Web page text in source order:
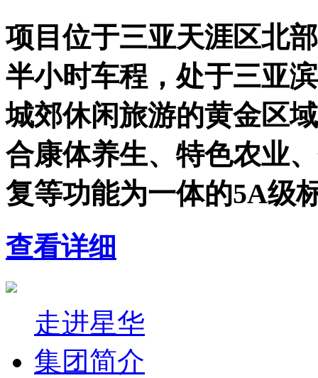
项目位于三亚天涯区北
半小时车程，处于三亚
城郊休闲旅游的黄金区
合康体养生、特色农业
复等功能为一体的5A级
查看详细
走进星华
集团简介